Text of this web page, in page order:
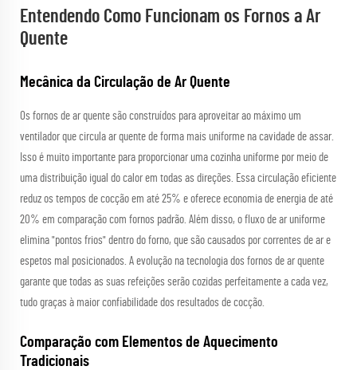
Entendendo Como Funcionam os Fornos a Ar
Quente
Mecânica da Circulação de Ar Quente
Os fornos de ar quente são construídos para aproveitar ao máximo um
ventilador que circula ar quente de forma mais uniforme na cavidade de assar.
Isso é muito importante para proporcionar uma cozinha uniforme por meio de
uma distribuição igual do calor em todas as direções. Essa circulação eficiente
reduz os tempos de cocção em até 25% e oferece economia de energia de até
20% em comparação com fornos padrão. Além disso, o fluxo de ar uniforme
elimina "pontos frios" dentro do forno, que são causados por correntes de ar e
espetos mal posicionados. A evolução na tecnologia dos fornos de ar quente
garante que todas as suas refeições serão cozidas perfeitamente a cada vez,
tudo graças à maior confiabilidade dos resultados de cocção.
Comparação com Elementos de Aquecimento
Tradicionais